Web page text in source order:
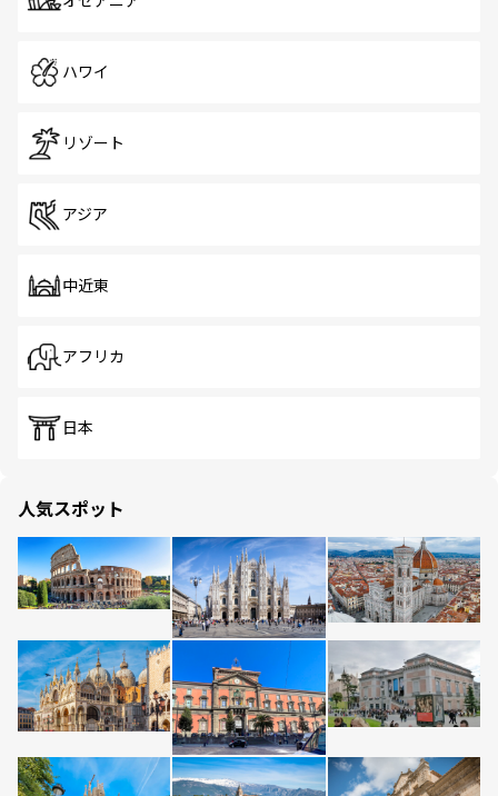
ハワイ
リゾート
アジア
中近東
アフリカ
日本
人気スポット